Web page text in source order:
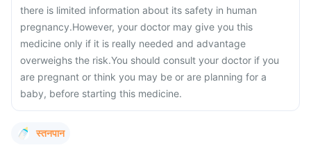
there is limited information about its safety in human
pregnancy.However, your doctor may give you this
medicine only if it is really needed and advantage
overweighs the risk.You should consult your doctor if you
are pregnant or think you may be or are planning for a
baby, before starting this medicine.
स्तनपान